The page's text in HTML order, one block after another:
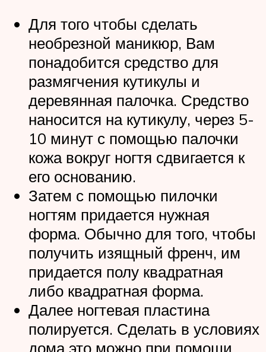
Для того чтобы сделать
необрезной маникюр, Вам
понадобится средство для
размягчения кутикулы и
деревянная палочка. Средство
наносится на кутикулу, через 5-
10 минут с помощью палочки
кожа вокруг ногтя сдвигается к
его основанию.
Затем с помощью пилочки
ногтям придается нужная
форма. Обычно для того, чтобы
получить изящный френч, им
придается полу квадратная
либо квадратная форма.
Далее ногтевая пластина
полируется. Сделать в условиях
дома это можно при помощи